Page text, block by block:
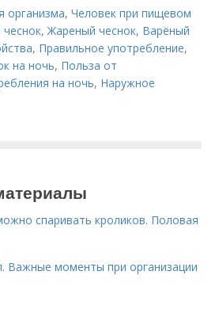
организма,Человек при пищевом
,Жареный чеснок, Варёный
, Правильное употребление,
на ночь, Польза от
на ночь, Наружное
спаривать кроликов. Половая
Важные моменты при организации